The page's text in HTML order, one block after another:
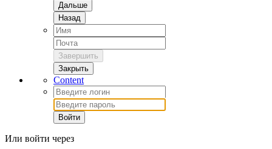
Дальше
Назад
Завершить
Закрыть
Content
Войти
Или войти через